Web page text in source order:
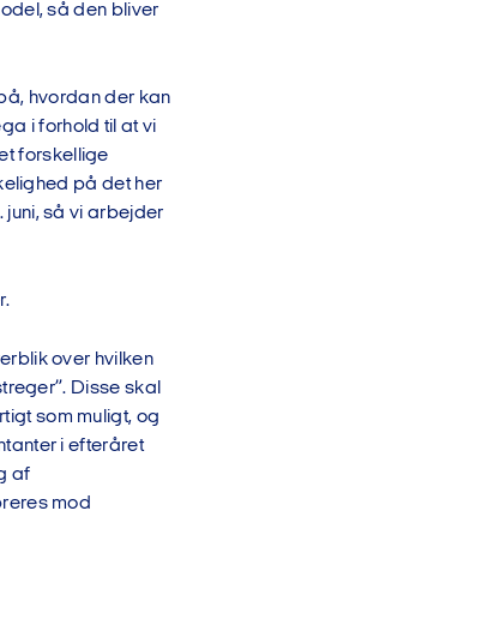
så den bliver
hvordan der kan
i forhold til at vi
forskellige
på det her
juni, så vi arbejder
over hvilken
Disse skal
som muligt, og
i efteråret
af
mod